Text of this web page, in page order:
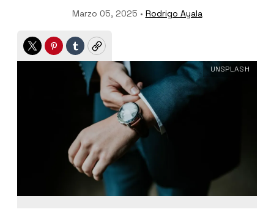
Marzo 05, 2025 • Rodrigo Ayala
TwitterPinterest
TumblrCopy
UNSPLASH